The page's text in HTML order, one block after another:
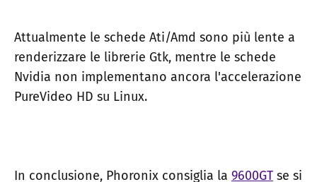
Attualmente le schede Ati/Amd sono più lente a
renderizzare le librerie Gtk, mentre le schede
Nvidia non implementano ancora l'accelerazione
PureVideo HD su Linux.
In conclusione, Phoronix consiglia la 9600GT se si